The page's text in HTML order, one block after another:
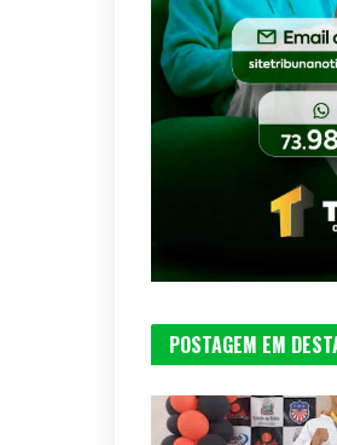
POSTAGEM EM